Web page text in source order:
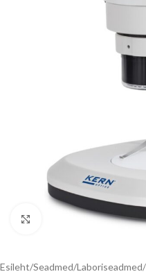
Vajuta suurendamiseks
Esileht Seadmed Laboriseadmed